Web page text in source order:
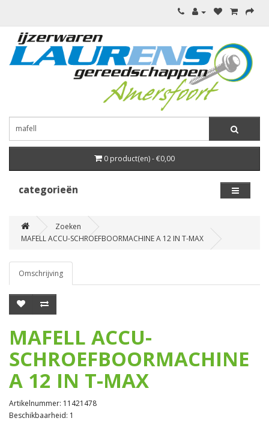
0 product(en) - €0,00
categorieën
Zoeken
MAFELL ACCU-SCHROEFBOORMACHINE A 12 IN T-MAX
Omschrijving
MAFELL ACCU-
SCHROEFBOORMACHINE
A 12 IN T-MAX
Artikelnummer: 11421478
Beschikbaarheid: 1